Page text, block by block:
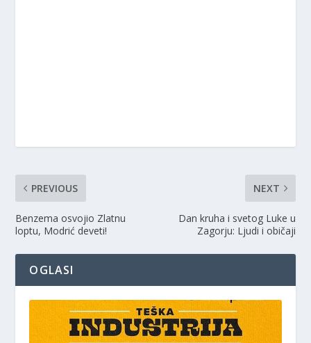
PREVIOUS
Benzema osvojio Zlatnu
loptu, Modrić deveti!
NEXT
Dan kruha i svetog Luke u
Zagorju: Ljudi i običaji
OGLASI